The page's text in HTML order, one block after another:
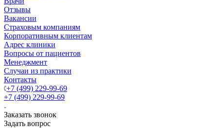
Отзывы
Вакансии
Страховым компаниям
Корпоративным клиентам
Адрес клиники
Вопросы от пациентов
Менеджмент
Случаи из практики
Контакты
+7 (499) 229-99-69
+7 (499) 229-99-69
Заказать звонок
Задать вопрос